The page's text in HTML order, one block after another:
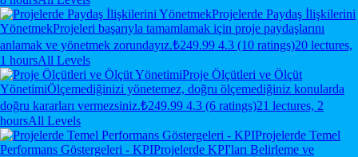
Projelerde Paydaş İlişkilerini
YönetmekProjeleri başarıyla tamamlamak için proje paydaşlarını
anlamak ve yönetmek zorundayız.₺249.99 4.3 (10 ratings)20 lectures,
1 hoursAll Levels
Proje Ölçütleri ve Ölçüt
YönetimiÖlçemediğinizi yönetemez, doğru ölçemediğiniz konularda
doğru kararları vermezsiniz.₺249.99 4.3 (6 ratings)21 lectures, 2
hoursAll Levels
Projelerde Temel
Performans Göstergeleri - KPIProjelerde KPI'ları Belirleme ve